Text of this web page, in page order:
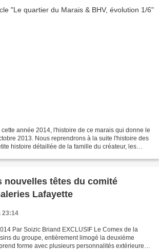
année 2014, l'histoire de ce marais qui donne le
2013. Nous reprendrons à la suite l'histoire des
histoire détaillée de la famille du créateur, les
nouvelles têtes du comité
Lafayette
23:14
Par Soizic Briand EXCLUSIF Le Comex de la
du groupe, entièrement limogé la deuxième
forme avec plusieurs personnalités extérieures